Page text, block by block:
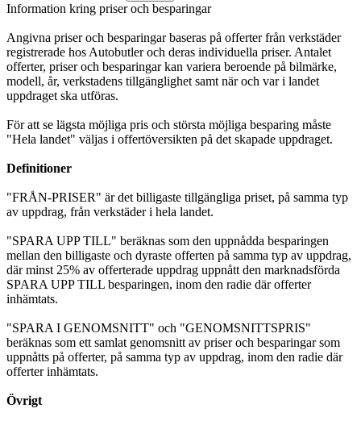
Information kring priser och besparingar
Angivna priser och besparingar baseras på offerter från verkstäder
registrerade hos Autobutler och deras individuella priser. Antalet
offerter, priser och besparingar kan variera beroende på bilmärke,
modell, år, verkstadens tillgänglighet samt när och var i landet
uppdraget ska utföras.
För att se lägsta möjliga pris och största möjliga besparing måste
"Hela landet" väljas i offertöversikten på det skapade uppdraget.
Definitioner
"FRÅN-PRISER" är det billigaste tillgängliga priset, på samma typ
av uppdrag, från verkstäder i hela landet.
"SPARA UPP TILL" beräknas som den uppnådda besparingen
mellan den billigaste och dyraste offerten på samma typ av uppdrag,
där minst 25% av offerterade uppdrag uppnått den marknadsförda
SPARA UPP TILL besparingen, inom den radie där offerter
inhämtats.
"SPARA I GENOMSNITT" och "GENOMSNITTSPRIS"
beräknas som ett samlat genomsnitt av priser och besparingar som
uppnåtts på offerter, på samma typ av uppdrag, inom den radie där
offerter inhämtats.
Övrigt